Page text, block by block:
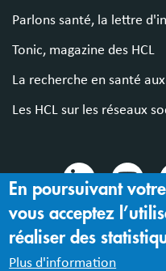
Parlons santé, la lettre
Tonic, magazine des HCL
La recherche en santé aux
Les HCL sur les réseaux
Accessibilité :
En poursuivant
vous acceptez
réaliser des
Plus d'information